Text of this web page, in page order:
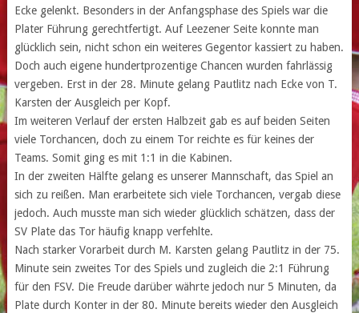
Ecke gelenkt. Besonders in der Anfangsphase des Spiels war die
Plater Führung gerechtfertigt. Auf Leezener Seite konnte man
glücklich sein, nicht schon ein weiteres Gegentor kassiert zu haben.
Doch auch eigene hundertprozentige Chancen wurden fahrlässig
vergeben. Erst in der 28. Minute gelang Pautlitz nach Ecke von T.
Karsten der Ausgleich per Kopf.
Im weiteren Verlauf der ersten Halbzeit gab es auf beiden Seiten
viele Torchancen, doch zu einem Tor reichte es für keines der
Teams. Somit ging es mit 1:1 in die Kabinen.
In der zweiten Hälfte gelang es unserer Mannschaft, das Spiel an
sich zu reißen. Man erarbeitete sich viele Torchancen, vergab diese
jedoch. Auch musste man sich wieder glücklich schätzen, dass der
SV Plate das Tor häufig knapp verfehlte.
Nach starker Vorarbeit durch M. Karsten gelang Pautlitz in der 75.
Minute sein zweites Tor des Spiels und zugleich die 2:1 Führung
für den FSV. Die Freude darüber währte jedoch nur 5 Minuten, da
Plate durch Konter in der 80. Minute bereits wieder den Ausgleich